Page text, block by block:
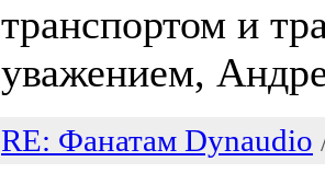
транспортом и
уважением,
RE: Фанатам Dynaudio